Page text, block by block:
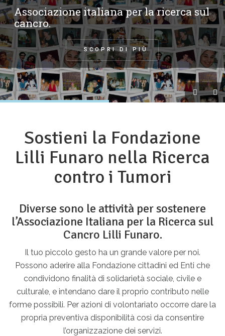
Sostieni la Fondazione
Lilli Funaro nella Ricerca
contro i Tumori
Diverse sono le attività per sostenere
l’Associazione Italiana per la Ricerca sul
Cancro Lilli Funaro.
Il tuo piccolo gesto ha un grande valore per noi.
Possono aderire alla Fondazione cittadini ed Enti che
condividono finalità di solidarietà sociale, civile e
culturale, e intendano dare il proprio contributo nelle
forme possibili. Per azioni di volontariato occorre dare la
propria preventiva disponibilità così da consentire
l’organizzazione dei servizi.